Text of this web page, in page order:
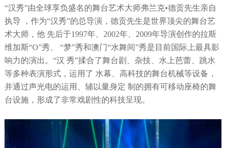
“汉秀”由全球享负盛名的舞台艺术大师弗兰克•德贡先生亲自
执导 ，作为“汉秀”的总导演，德贡先生是世界顶尖的舞台艺
术大师，他 先后于1997年、2002年、2009年导演创作的拉斯
维加斯“O”秀、 “梦”秀和澳门“水舞间”秀是目前国际上最具影
响力的演出。“汉 秀”揉合了舞台剧、杂技、水上芭蕾、跳水
等多种表演形式，运用了 水幕、高科技的舞台机械等设备，
并通过声光电的运用、辅以量身定 制的拥有可移动座椅的舞
台设施，形成了非常戏剧性的科技呈现。